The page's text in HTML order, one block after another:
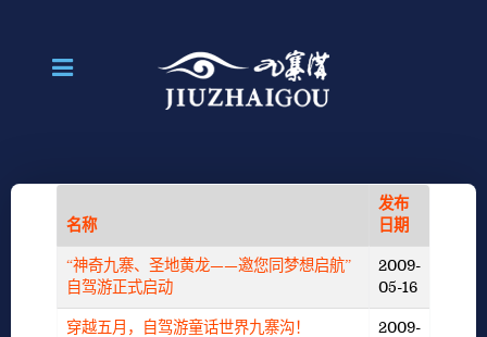
名称
发布
日期
“神奇九寨、圣地黄龙——邀您同梦想启航”
自驾游正式启动
2009-
05-16
穿越五月，自驾游童话世界九寨沟！
2009-